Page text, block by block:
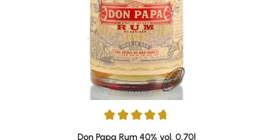
Durchschnittliche Bewertung von 4.87 von 5 Sternen
Don Papa Rum 40% vol. 0,70l